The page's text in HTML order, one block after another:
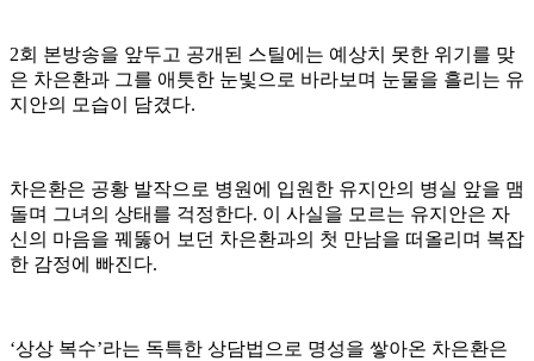
2회 본방송을 앞두고 공개된 스틸에는 예상치 못한 위기를 맞
은 차은환과 그를 애틋한 눈빛으로 바라보며 눈물을 흘리는 유
지안의 모습이 담겼다.
차은환은 공황 발작으로 병원에 입원한 유지안의 병실 앞을 맴
돌며 그녀의 상태를 걱정한다. 이 사실을 모르는 유지안은 자
신의 마음을 꿰뚫어 보던 차은환과의 첫 만남을 떠올리며 복잡
한 감정에 빠진다.
‘상상 복수’라는 독특한 상담법으로 명성을 쌓아온 차은환은